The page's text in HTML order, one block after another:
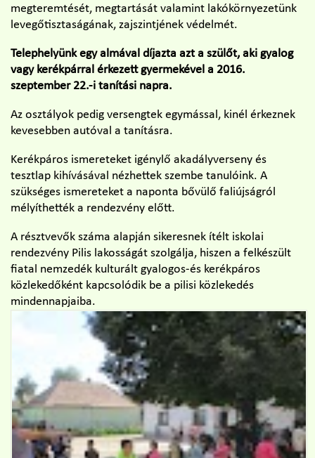
megteremtését, megtartását valamint lakókörnyezetünk
levegőtisztaságának, zajszintjének védelmét.
Telephelyünk egy almával díjazta azt a szülőt, aki gyalog
vagy kerékpárral érkezett gyermekével a 2016.
szeptember 22.-i tanítási napra.
Az osztályok pedig versengtek egymással, kinél érkeznek
kevesebben autóval a tanításra.
Kerékpáros ismereteket igénylő akadályverseny és
tesztlap kihívásával nézhettek szembe tanulóink. A
szükséges ismereteket a naponta bővülő faliújságról
mélyíthették a rendezvény előtt.
A résztvevők száma alapján sikeresnek ítélt iskolai
rendezvény Pilis lakosságát szolgálja, hiszen a felkészült
fiatal nemzedék kulturált gyalogos-és kerékpáros
közlekedőként kapcsolódik be a pilisi közlekedés
mindennapjaiba.